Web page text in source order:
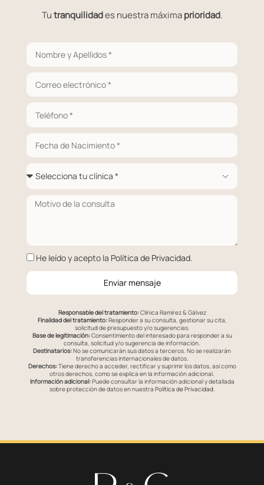
Tutranquilidades nuestra máximaprioridad.
He leído y acepto la Política de Privacidad.
Enviar mensaje
Responsable del tratamiento:Clínica Ramírez & Gálvez
Finalidad del tratamiento:Responder a su consulta, gestionar su cita,
solicitud de presupuesto y/o sugerencias.
Base de legitimación:Consentimiento del interesado para responder a su
consulta, solicitud y/o sugerencia de información.
Destinatarios:No se comunicarán sus datos a terceros. No se realizarán
transferencias internacionales de datos.
Derechos:Tiene derecho a acceder, rectificar y suprimir los datos, así como
otros derechos, como se explica en la información adicional.
Información adicional:Puede consultar la información adicional y detallada
sobre protección de datos en nuestra Política de Privacidad.